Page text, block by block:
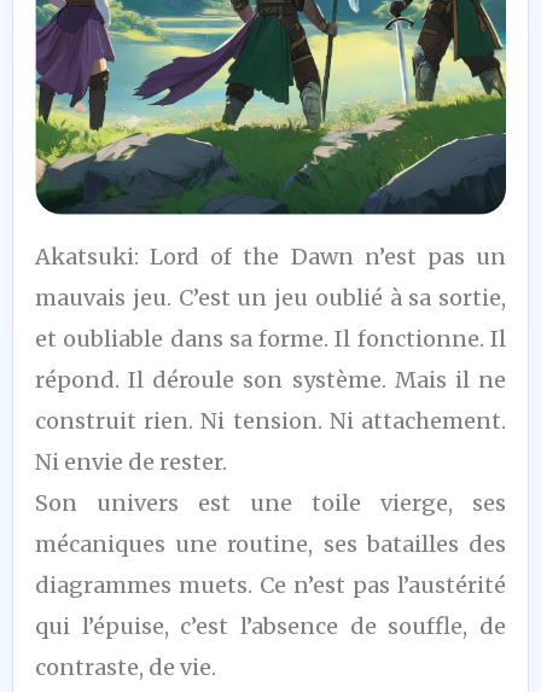
4
/10
Akatsuki: Lord of the Dawn n’est pas un
mauvais jeu. C’est un jeu oublié à sa sortie,
et oubliable dans sa forme. Il fonctionne. Il
répond. Il déroule son système. Mais il ne
construit rien. Ni tension. Ni attachement.
Ni envie de rester.
Son univers est une toile vierge, ses
mécaniques une routine, ses batailles des
diagrammes muets. Ce n’est pas l’austérité
qui l’épuise, c’est l’absence de souffle, de
contraste, de vie.